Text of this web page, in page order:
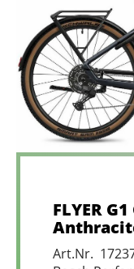
FLYER
Art.Nr.